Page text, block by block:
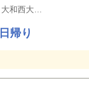
帰り